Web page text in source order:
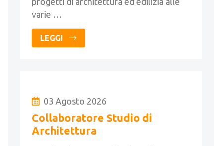
varie …
LEGGI
03 Agosto 2026
Collaboratore Studio di
Architettura